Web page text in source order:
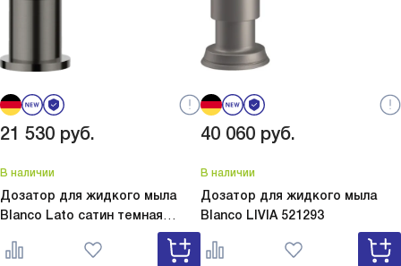
21 530 руб.
В наличии
Дозатор для жидкого мыла
Blanco Lato сатин темная
Lato сатин темная сталь
527743
40 060 руб.
В наличии
Дозатор для жидкого мыла
Blanco LIVIA 521293